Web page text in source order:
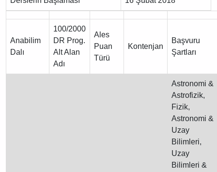
Anabilim
Dalı
100/2000
DR Prog.
Alt Alan
Adı
Ales
Puan
Türü
Kontenjan
Başvuru
Şartları
Astronomi &
Astrofizik,
Fizik,
Astronomi &
Uzay
Bilimleri,
Uzay
Bilimleri &